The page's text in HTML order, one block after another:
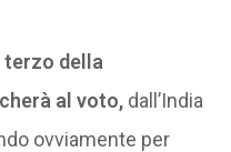
terzo della
al voto,dall’India
ovviamente per